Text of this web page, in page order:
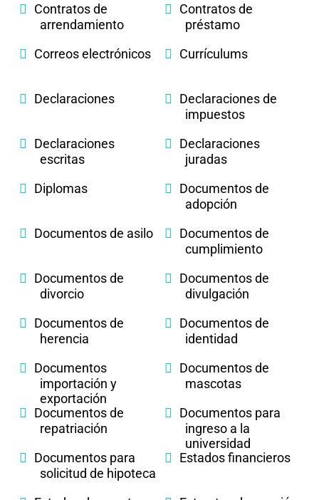
Contratos de
arrendamiento
Contratos de
préstamo
Correos electrónicos
Currículums
Declaraciones
Declaraciones de
impuestos
Declaraciones
escritas
Declaraciones
juradas
Diplomas
Documentos de
adopción
Documentos de asilo
Documentos de
cumplimiento
Documentos de
divorcio
Documentos de
divulgación
Documentos de
herencia
Documentos de
identidad
Documentos
importación y
exportación
Documentos de
mascotas
Documentos de
repatriación
Documentos para
ingreso a la
universidad
Documentos para
solicitud de hipoteca
Estados financieros